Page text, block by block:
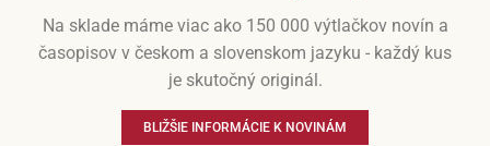
Na sklade máme viac ako 150 000 výtlačkov novín a
časopisov v českom a slovenskom jazyku - každý kus
je skutočný originál.
BLIŽŠIE INFORMÁCIE K NOVINÁM